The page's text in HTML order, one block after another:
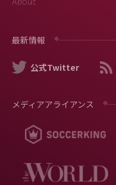
About
最新情報
公式Twitter
メディアアライアンス